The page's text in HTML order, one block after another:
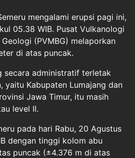
mengalami erupsi pagi ini,
05.38 WIB. Pusat Vulkanologi
(PVMBG) melaporkan
di atas puncak.
secara administratif terletak
yaitu Kabupaten Lumajang dan
Jawa Timur, itu masih
level II.
pada hari Rabu, 20 Agustus
dengan tinggi kolom abu
puncak (±4.376 m di atas